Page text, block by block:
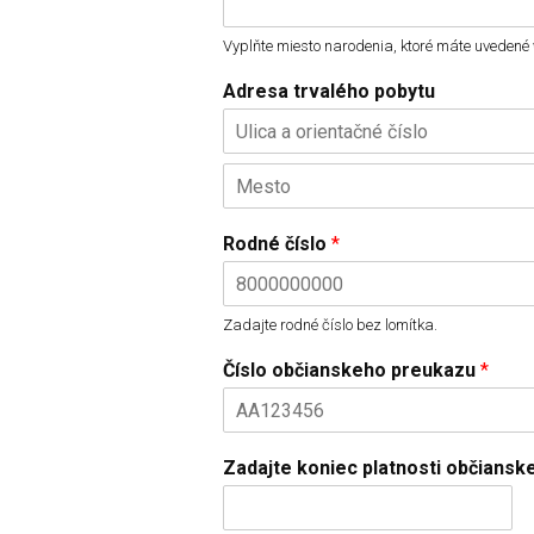
Vyplňte miesto narodenia, ktoré máte
Adresa trvalého pobytu
A
e
s
n
1
i
tRodné číslo *
Zadajte rodné číslo bez lomítka.
Číslo občianskeho preukazu *
Zadajte koniec platnosti